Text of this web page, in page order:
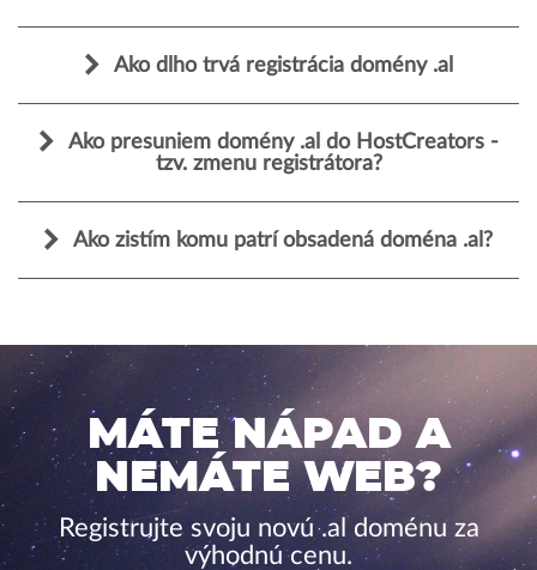
Ako dlho trvá registrácia domény .al
Ako presuniem domény .al do HostCreators -
tzv. zmenu registrátora?
Ako zistím komu patrí obsadená doména .al?
MÁTE NÁPAD A
NEMÁTE WEB?
Registrujte svoju novú .al doménu za
výhodnú cenu.